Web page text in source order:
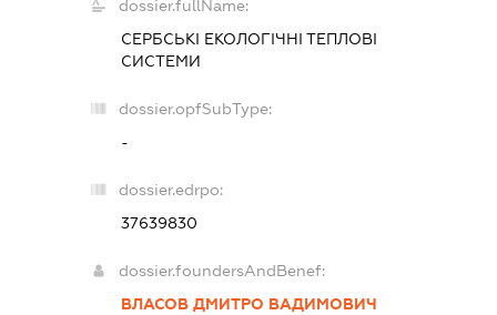
dossier.fullName:
СЕРБСЬКІ ЕКОЛОГІЧНІ ТЕПЛОВІ
СИСТЕМИ
dossier.opfSubType:
-
dossier.edrpo:
37639830
dossier.foundersAndBenef:
ВЛАСОВ ДМИТРО ВАДИМОВИЧ